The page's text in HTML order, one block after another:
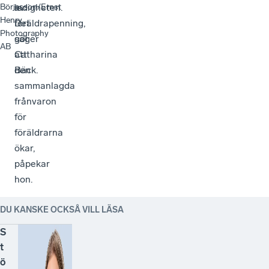
Börjesson/Ernst
Henry
Photography
AB
ledigheten.
Det
gör
att
den
sammanlagda
frånvaron
för
föräldrarna
ökar,
påpekar
hon.
av
föräldrapenning,
säger
Catharina
Bäck.
DU KANSKE OCKSÅ VILL LÄSA
S
t
ö